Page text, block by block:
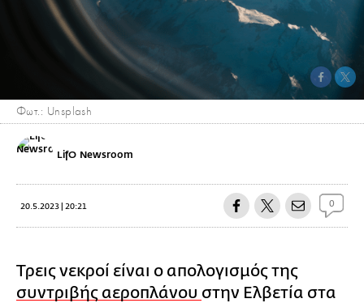
Φωτ.: Unsplash
LifO Newsroom
20.5.2023 | 20:21 0
Τρεις νεκροί είναι ο απολογισμός της
συντριβής αεροπλάνου στην Ελβετία στα